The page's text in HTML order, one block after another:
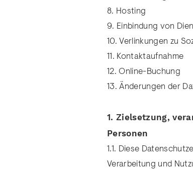
8. Hosting
9. Einbindung von
10. Verlinkungen zu
11. Kontaktaufnahme
12. Online-Buchung
13. Änderungen der
1. Zielsetzung,
Personen
1.1. Diese
Verarbeitung und